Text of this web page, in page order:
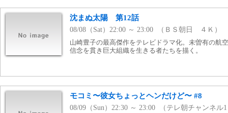
沈まぬ太陽 第12話
08/08（Sat）22:00 ～ 23:00 （ＢＳ朝日 ４Ｋ）
山崎豊子の最高傑作をテレビドラマ化。未曽有の航
信念を貫き巨大組織を生きる者たちを描く。
モコミ〜彼女ちょっとヘンだけど〜 #8
08/09（Sun）22:30 ～ 23:00 （テレ朝チャンネル